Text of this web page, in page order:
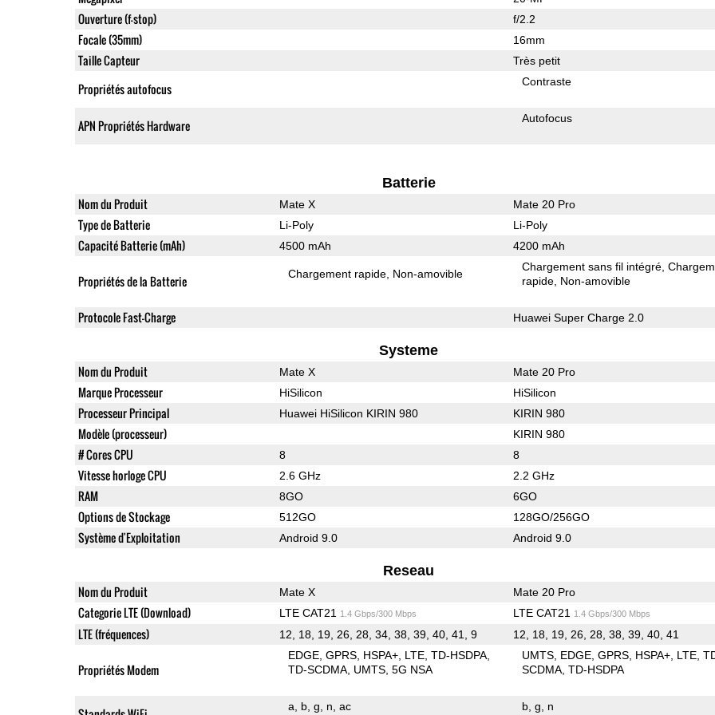
Ouverture (f-stop) f/2.2
Focale (35mm) 16mm
Taille Capteur Très petit
Propriétés autofocus Contraste
APN Propriétés Hardware Autofocus
Batterie
Nom du Produit Mate X Mate 20 Pro
Type de Batterie Li-Poly Li-Poly
Capacité Batterie (mAh) 4500 mAh 4200 mAh
Propriétés de la Batterie Chargement rapide Non-amovible
Chargement sans fil intégré
rapide Non-amovible
Protocole Fast-Charge Huawei Super Charge 2.0
Systeme
Nom du Produit Mate X Mate 20 Pro
Marque Processeur HiSilicon HiSilicon
Processeur Principal Huawei HiSilicon KIRIN 980 KIRIN 980
Modèle (processeur) KIRIN 980
# Cores CPU 8 8
Vitesse horloge CPU 2.6 GHz 2.2 GHz
RAM 8GO 6GO
Options de Stockage 512GO 128GO/256GO
Système d'Exploitation Android 9.0 Android 9.0
Reseau
Nom du Produit Mate X Mate 20 Pro
Categorie LTE (Download) LTE CAT21 1.4 Gbps/300 Mbps LTE CAT21 1.4 Gbps/300 Mbps
LTE (fréquences) 12, 18, 19, 26, 28, 34, 38, 39, 40, 41, 9 12, 18, 19, 26, 28, 38, 39, 40, 41
Propriétés Modem
EDGE GPRS HSPA+ LTE TD-HSDPA
TD-SCDMA UMTS 5G NSA
UMTS EDGE GPRS HSPA+ LTE
SCDMA TD-HSDPA
a b g n ac b g n